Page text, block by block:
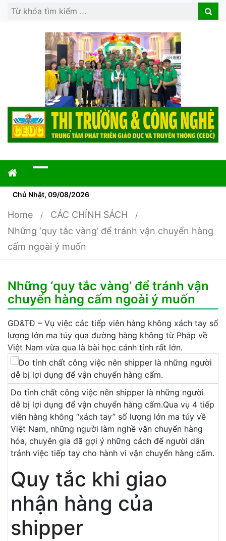
Search
Search
Chủ Nhật, 09/08/2026
Home
CÁC CHÍNH SÁCH
Những ‘quy tắc vàng’ để tránh vận chuyển hàng
cấm ngoài ý muốn
Những ‘quy tắc vàng’ để tránh vận
chuyển hàng cấm ngoài ý muốn
GD&TĐ – Vụ việc các tiếp viên hàng không xách tay số
lượng lớn ma túy qua đường hàng không từ Pháp về
Việt Nam vừa qua là bài học cảnh tỉnh rất lớn.
Do tính chất công việc nên shipper là những người
dễ bị lợi dụng để vận chuyển hàng cấm.Qua vụ 4 tiếp
viên hàng không “xách tay” số lượng lớn ma túy về
Việt Nam, những người làm nghề vận chuyển hàng
hóa, chuyên gia đã gợi ý những cách để người dân
tránh việc tiếp tay cho hành vi vận chuyển hàng cấm.
Quy tắc khi giao
nhận hàng của
shipper